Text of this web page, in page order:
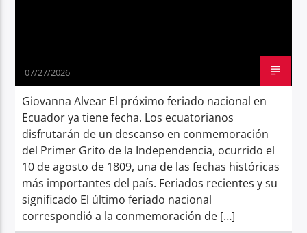
07/27/2026
Giovanna Alvear El próximo feriado nacional en
Ecuador ya tiene fecha. Los ecuatorianos
disfrutarán de un descanso en conmemoración
del Primer Grito de la Independencia, ocurrido el
10 de agosto de 1809, una de las fechas históricas
más importantes del país. Feriados recientes y su
significado El último feriado nacional
correspondió a la conmemoración de […]